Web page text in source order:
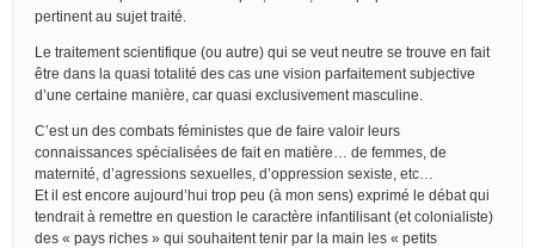
pertinent au sujet traité.
Le traitement scientifique (ou autre) qui se veut neutre se trouve en fait
être dans la quasi totalité des cas une vision parfaitement subjective
d’une certaine manière, car quasi exclusivement masculine.
C’est un des combats féministes que de faire valoir leurs
connaissances spécialisées de fait en matière… de femmes, de
maternité, d’agressions sexuelles, d’oppression sexiste, etc…
Et il est encore aujourd’hui trop peu (à mon sens) exprimé le débat qui
tendrait à remettre en question le caractère infantilisant (et colonialiste)
des « pays riches » qui souhaitent tenir par la main les « petits